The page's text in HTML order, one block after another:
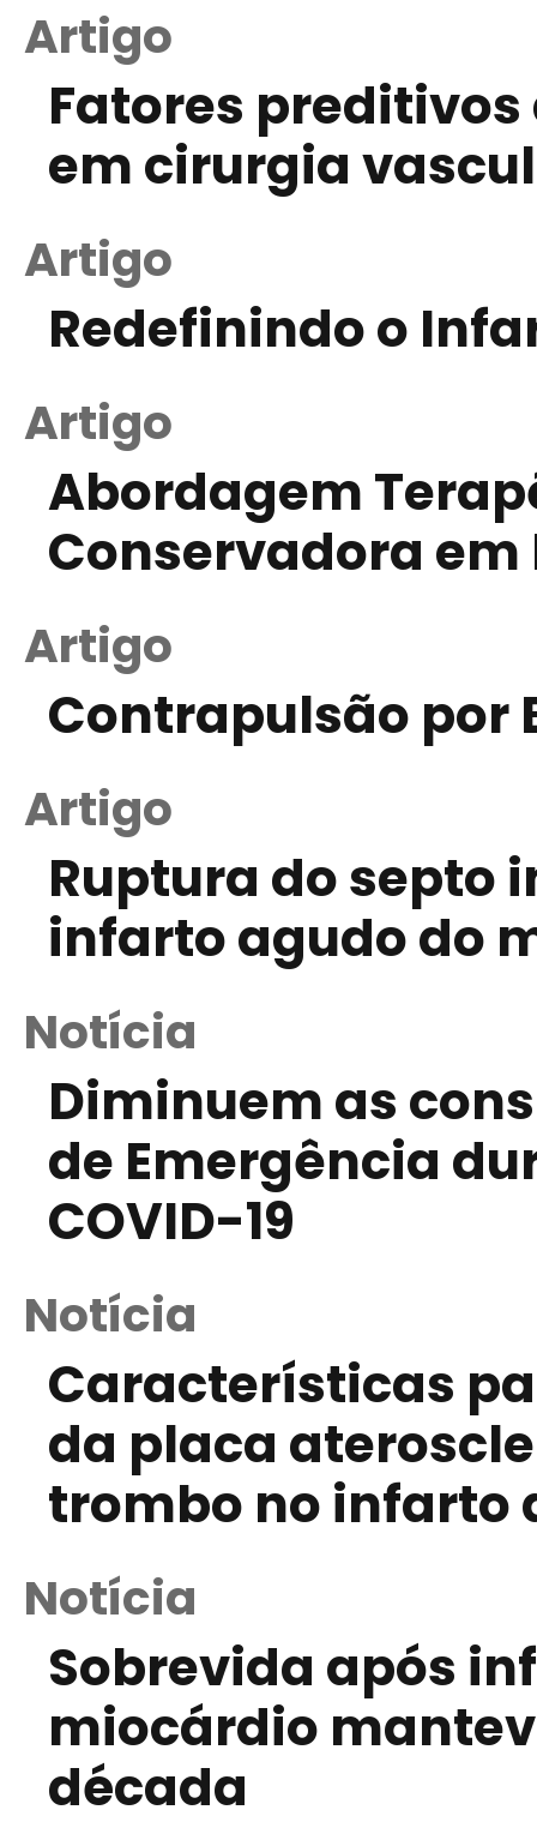
Artigo
Fatores
em cirurgia
Artigo
Redefinindo o
Artigo
Abordagem
Conservadora em
Artigo
Contrapulsão por
Artigo
Ruptura do septo
infarto agudo do
Notícia
Diminuem as
de Emergência
COVID-19
Notícia
Características
da placa
trombo no infarto
Notícia
Sobrevida após
miocárdio
década